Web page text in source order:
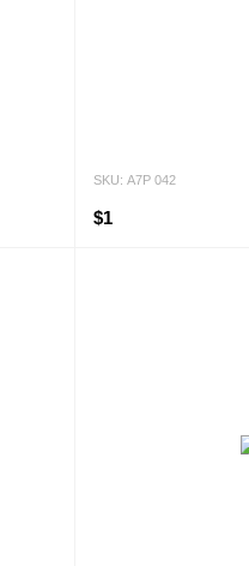
SKU: А7Р 042
$1